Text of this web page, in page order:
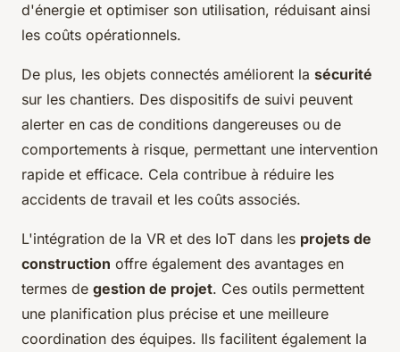
d'énergie et optimiser son utilisation, réduisant ainsi
les coûts opérationnels.
De plus, les objets connectés améliorent la sécurité
sur les chantiers. Des dispositifs de suivi peuvent
alerter en cas de conditions dangereuses ou de
comportements à risque, permettant une intervention
rapide et efficace. Cela contribue à réduire les
accidents de travail et les coûts associés.
L'intégration de la VR et des IoT dans les projets de
construction offre également des avantages en
termes de gestion de projet. Ces outils permettent
une planification plus précise et une meilleure
coordination des équipes. Ils facilitent également la